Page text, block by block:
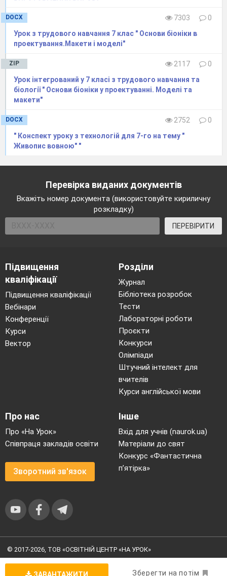
DOCX 7303
0
Урок з трудового навчання 7 клас " Основи біоніки в
проектування.Макети і моделі"
ZIP 2117
0
Урок інтегрований у 7 класі з трудового навчання та
біології " Основи біоніки у проектуванні. Моделі та
макети"
DOCX 2752
0
" Конспект уроку з технологій для 7-го на тему "
Живопис вовною" "
Зберегти на потім
Перевірка виданих документів
Вкажіть номер документа (використовуйте кириличну
розкладку)
ПЕРЕВІРИТИ
Підвищення
кваліфікації
Підвищення кваліфікації
Вебінари
Конференції
Курси
Вектор
Розділи
Журнал
Бібліотека розробок
Тести
Лабораторні роботи
Проєкти
Конкурси
Олімпіади
Штучний інтелект для
вчителів
Курси англійської мови
Про нас
Про «На Урок»
Співпраця закладів освіти
Зворотний зв'язок
Інше
Вхід для учнів (naurok.ua)
Матеріали до свят
Конкурс «Фантастична
п’ятірка»
© 2017-2026, ТОВ «ОСВІТНІЙ ЦЕНТР «НА УРОК»
конфіденційності